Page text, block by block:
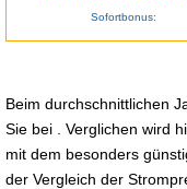
Sofortbonus:
Beim durchschnittlichen
Sie bei . Verglichen wird
mit dem besonders
der Vergleich der